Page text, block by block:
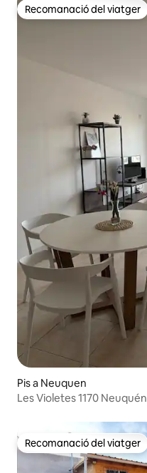
Recomanació del viatger
Recomanació del viatger
Pis a Neuquen
Les Violetes 1170 Neuquén
Recomanació del viatger
Recomanació del viatger